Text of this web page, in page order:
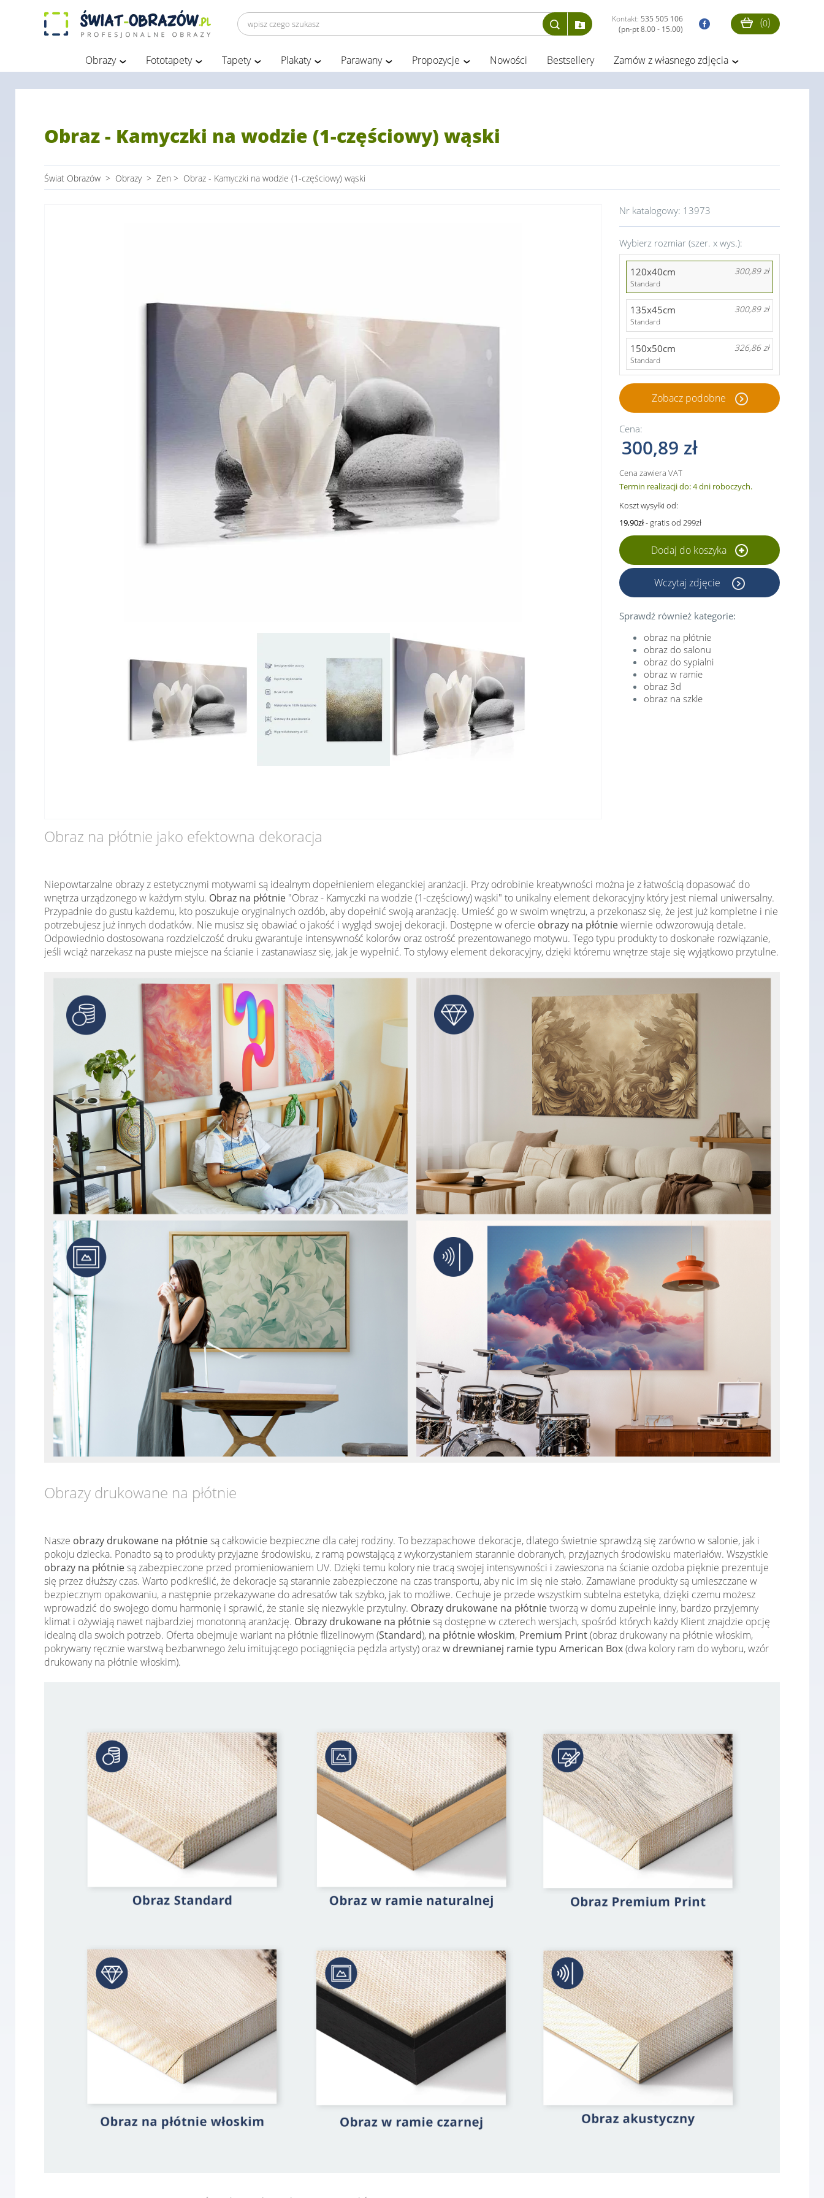
Kontakt: 535 505 106
(pn-pt 8.00 - 15.00)
(0)
Obrazy Fototapety Tapety Plakaty Parawany Propozycje Nowości Bestsellery Zamów z własnego zdjęcia
Obraz - Kamyczki na wodzie (1-częściowy) wąski
Świat Obrazów > Obrazy > Zen > Obraz - Kamyczki na wodzie (1-częściowy) wąski
Nr katalogowy: 13973
Wybierz rozmiar (szer. x wys.):
120x40cm 300,89 zł
Standard
135x45cm 300,89 zł
Standard
150x50cm 326,86 zł
Standard
Zobacz podobne
Cena:
300,89 zł
Cena zawiera VAT
Termin realizacji do: 4 dni roboczych.
Koszt wysyłki od:
19,90zł- gratis od 299zł
Dodaj do koszyka
Wczytaj zdjęcie
Sprawdź również kategorie:
obraz na płótnie
obraz do salonu
obraz do sypialni
obraz w ramie
obraz 3d
obraz na szkle
Obraz na płótnie jako efektowna dekoracja
Niepowtarzalne obrazy z estetycznymi motywami są idealnym dopełnieniem eleganckiej aranżacji. Przy odrobinie kreatywności można je z łatwością dopasować do
wnętrza urządzonego w każdym stylu. Obraz na płótnie "Obraz - Kamyczki na wodzie (1-częściowy) wąski" to unikalny element dekoracyjny który jest niemal uniwersalny.
Przypadnie do gustu każdemu, kto poszukuje oryginalnych ozdób, aby dopełnić swoją aranżację. Umieść go w swoim wnętrzu, a przekonasz się, że jest już kompletne i nie
potrzebujesz już innych dodatków. Nie musisz się obawiać o jakość i wygląd swojej dekoracji. Dostępne w ofercie obrazy na płótniewiernie odwzorowują detale.
Odpowiednio dostosowana rozdzielczość druku gwarantuje intensywność kolorów oraz ostrość prezentowanego motywu. Tego typu produkty to doskonałe rozwiązanie,
jeśli wciąż narzekasz na puste miejsce na ścianie i zastanawiasz się, jak je wypełnić. To stylowy element dekoracyjny, dzięki któremu wnętrze staje się wyjątkowo przytulne.
Obrazy drukowane na płótnie
Nasze obrazy drukowane na płótniesą całkowicie bezpieczne dla całej rodziny. To bezzapachowe dekoracje, dlatego świetnie sprawdzą się zarówno w salonie, jak i
pokoju dziecka. Ponadto są to produkty przyjazne środowisku, z ramą powstającą z wykorzystaniem starannie dobranych, przyjaznych środowisku materiałów. Wszystkie
obrazy na płótniesą zabezpieczone przed promieniowaniem UV. Dzięki temu kolory nie tracą swojej intensywności i zawieszona na ścianie ozdoba pięknie prezentuje
się przez dłuższy czas. Warto podkreślić, że dekoracje są starannie zabezpieczone na czas transportu, aby nic im się nie stało. Zamawiane produkty są umieszczane w
bezpiecznym opakowaniu, a następnie przekazywane do adresatów tak szybko, jak to możliwe. Cechuje je przede wszystkim subtelna estetyka, dzięki czemu możesz
wprowadzić do swojego domu harmonię i sprawić, że stanie się niezwykle przytulny. Obrazy drukowane na płótnietworzą w domu zupełnie inny, bardzo przyjemny
klimat i ożywiają nawet najbardziej monotonną aranżację. Obrazy drukowane na płótniesą dostępne w czterech wersjach, spośród których każdy Klient znajdzie opcję
idealną dla swoich potrzeb. Oferta obejmuje wariant na płótnie flizelinowym (Standard), na płótnie włoskim, Premium Print(obraz drukowany na płótnie włoskim,
pokrywany ręcznie warstwą bezbarwnego żelu imitującego pociągnięcia pędzla artysty) orazw drewnianej ramie typu American Box(dwa kolory ram do wyboru, wzór
drukowany na płótnie włoskim).